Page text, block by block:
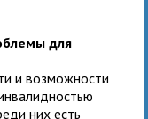
для
и возможности
них есть